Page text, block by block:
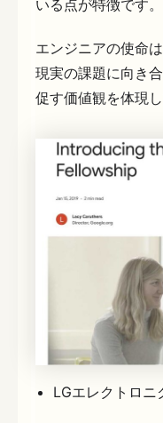
いる点が特徴です。
エンジニアの使命
現実の課題に向き
促す価値観を体現し
LGエレクトロニ